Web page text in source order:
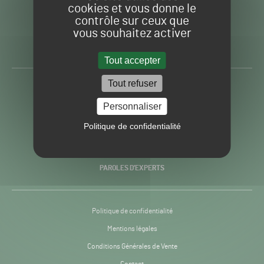
cookies et vous donne le
contrôle sur ceux que
vous souhaitez activer
Tout accepter
Tout refuser
Personnaliser
Politique de confidentialité
Gazon
Sport
H24
-
Toute l’info autour du
PRATIQUES
PAROLES D’EXPERTS
Politique de confidentialité
Mentions légales
Conditions Générales de Vente